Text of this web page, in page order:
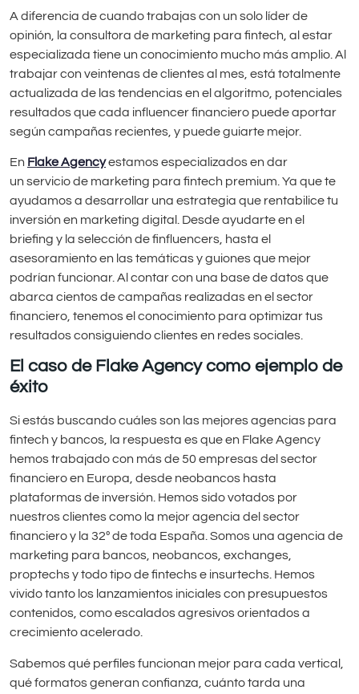
A diferencia de cuando trabajas con un solo líder de
opinión, la consultora de marketing para fintech, al estar
especializada tiene un conocimiento mucho más amplio. Al
trabajar con veintenas de clientes al mes, está totalmente
actualizada de las tendencias en el algoritmo, potenciales
resultados que cada influencer financiero puede aportar
según campañas recientes, y puede guiarte mejor.
En Flake Agencyestamos especializados en dar
un servicio de marketing para fintech premium. Ya que te
ayudamos a desarrollar una estrategia que rentabilice tu
inversión en marketing digital. Desde ayudarte en el
briefing y la selección de finfluencers, hasta el
asesoramiento en las temáticas y guiones que mejor
podrían funcionar. Al contar con una base de datos que
abarca cientos de campañas realizadas en el sector
financiero, tenemos el conocimiento para optimizar tus
resultados consiguiendo clientes en redes sociales.
El caso de Flake Agency como ejemplo de
éxito
Si estás buscando cuáles son las mejores agencias para
fintech y bancos, la respuesta es que en Flake Agency
hemos trabajado con más de 50 empresas del sector
financiero en Europa, desde neobancos hasta
plataformas de inversión. Hemos sido votados por
nuestros clientes como la mejor agencia del sector
financiero y la 32º de toda España. Somos una agencia de
marketing para bancos, neobancos, exchanges,
proptechs y todo tipo de fintechs e insurtechs. Hemos
vivido tanto los lanzamientos iniciales con presupuestos
contenidos, como escalados agresivos orientados a
crecimiento acelerado.
Sabemos qué perfiles funcionan mejor para cada vertical,
qué formatos generan confianza, cuánto tarda una